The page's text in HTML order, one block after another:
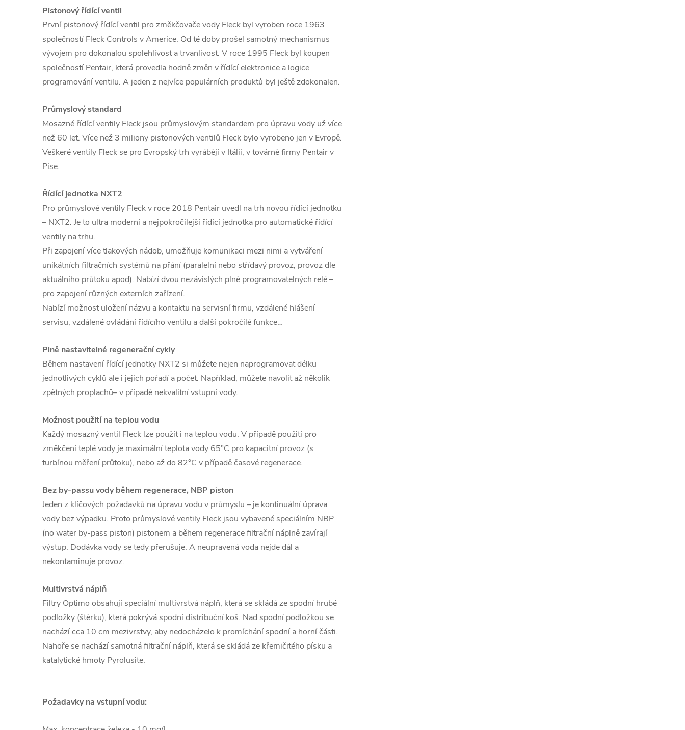
Pistonový řídící ventil
První pistonový řídící ventil pro změkčovače vody Fleck byl vyroben roce 1963
společností Fleck Controls v Americe. Od té doby prošel samotný mechanismus
vývojem pro dokonalou spolehlivost a trvanlivost. V roce 1995 Fleck byl koupen
společností Pentair, která provedla hodně změn v řídící elektronice a logice
programování ventilu. A jeden z nejvíce populárních produktů byl ještě zdokonalen.
Průmyslový standard
Mosazné řídící ventily Fleck jsou průmyslovým standardem pro úpravu vody už více
než 60 let. Více než 3 miliony pistonových ventilů Fleck bylo vyrobeno jen v Evropě.
Veškeré ventily Fleck se pro Evropský trh vyrábějí v Itálii, v továrně firmy Pentair v
Pise.
Řídící jednotka NXT2
Pro průmyslové ventily Fleck v roce 2018 Pentair uvedl na trh novou řídící jednotku
– NXT2. Je to ultra moderní a nejpokročilejší řídící jednotka pro automatické řídící
ventily na trhu.
Při zapojení více tlakových nádob, umožňuje komunikaci mezi nimi a vytváření
unikátních filtračních systémů na přání (paralelní nebo střídavý provoz, provoz dle
aktuálního průtoku apod). Nabízí dvou nezávislých plně programovatelných relé –
pro zapojení různých externích zařízení.
Nabízí možnost uložení názvu a kontaktu na servisní firmu, vzdálené hlášení
servisu, vzdálené ovládání řídícího ventilu a další pokročilé funkce…
Plně nastavitelné regenerační cykly
Během nastavení řídící jednotky NXT2 si můžete nejen naprogramovat délku
jednotlivých cyklů ale i jejich pořadí a počet. Například, můžete navolit až několik
zpětných proplachů– v případě nekvalitní vstupní vody.
Možnost použití na teplou vodu
Každý mosazný ventil Fleck lze použít i na teplou vodu. V případě použití pro
změkčení teplé vody je maximální teplota vody 65°C pro kapacitní provoz (s
turbínou měření průtoku), nebo až do 82°C v případě časové regenerace.
Bez by-passu vody během regenerace, NBP piston
Jeden z klíčových požadavků na úpravu vodu v průmyslu – je kontinuální úprava
vody bez výpadku. Proto průmyslové ventily Fleck jsou vybavené speciálním NBP
(no water by-pass piston) pistonem a během regenerace filtrační náplně zavírají
výstup. Dodávka vody se tedy přerušuje. A neupravená voda nejde dál a
nekontaminuje provoz.
Multivrstvá náplň
Filtry Optimo obsahují speciální multivrstvá náplň, která se skládá ze spodní hrubé
podložky (štěrku), která pokrývá spodní distribuční koš. Nad spodní podložkou se
nachází cca 10 cm mezivrstvy, aby nedocházelo k promíchání spodní a horní části.
Nahoře se nachází samotná filtrační náplň, která se skládá ze křemičitého písku a
katalytické hmoty Pyrolusite.
Požadavky na vstupní vodu: